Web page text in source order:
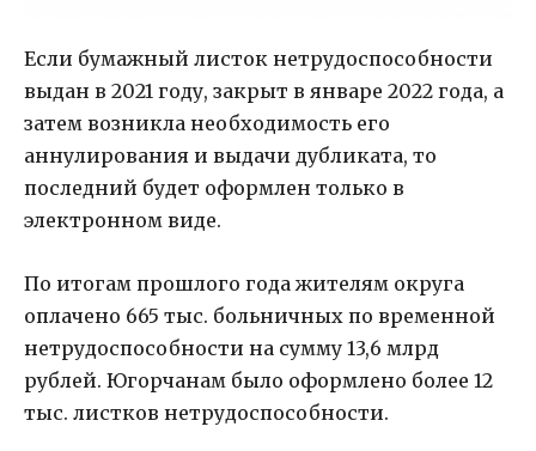
Если бумажный листок нетрудоспособности
выдан в 2021 году, закрыт в январе 2022 года, а
затем возникла необходимость его
аннулирования и выдачи дубликата, то
последний будет оформлен только в
электронном виде.
По итогам прошлого года жителям округа
оплачено 665 тыс. больничных по временной
нетрудоспособности на сумму 13,6 млрд
рублей. Югорчанам было оформлено более 12
тыс. листков нетрудоспособности.